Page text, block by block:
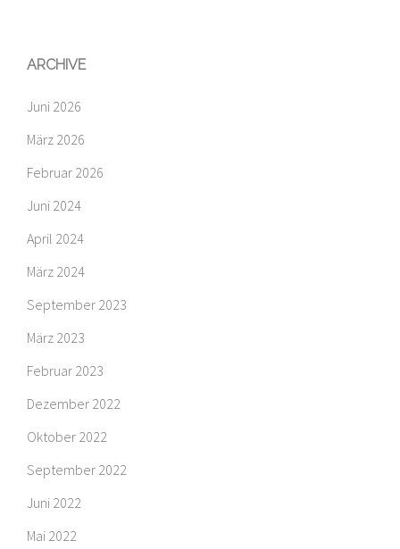
ARCHIVE
Juni 2026
März 2026
Februar 2026
Juni 2024
April 2024
März 2024
September 2023
März 2023
Februar 2023
Dezember 2022
Oktober 2022
September 2022
Juni 2022
Mai 2022